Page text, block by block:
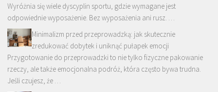
Wyróżnia się wiele dyscyplin sportu, gdzie wymagane jest
odpowiednie wyposażenie. Bez wyposażenia ani rusz. …
Minimalizm przed przeprowadzką: jak skutecznie
zredukować dobytek i uniknąć pułapek emocji
Przygotowanie do przeprowadzki to nie tylko fizyczne pakowanie
rzeczy, ale także emocjonalna podróż, która często bywa trudna.
Jeśli czujesz, że …